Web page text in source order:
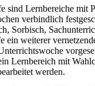
sind Lernbereiche mit
verbindlich
Sorbisch,
ein weiterer
Lernbereich mit
werden.